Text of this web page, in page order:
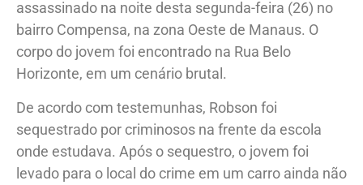
assassinado na noite desta segunda-feira (26) no
bairro Compensa, na zona Oeste de Manaus. O
corpo do jovem foi encontrado na Rua Belo
Horizonte, em um cenário brutal.
De acordo com testemunhas, Robson foi
sequestrado por criminosos na frente da escola
onde estudava. Após o sequestro, o jovem foi
levado para o local do crime em um carro ainda não